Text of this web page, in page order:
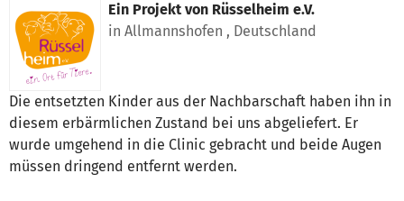
Ein Projekt von Rüsselheim e.V.
in Allmannshofen , Deutschland
Die entsetzten Kinder aus der Nachbarschaft haben ihn in
diesem erbärmlichen Zustand bei uns abgeliefert. Er
wurde umgehend in die Clinic gebracht und beide Augen
müssen dringend entfernt werden.